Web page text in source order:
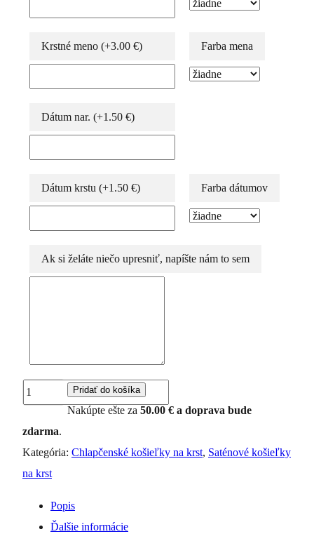
Krstné meno (+3.00 €) Farba mena
Dátum nar. (+1.50 €)
Dátum krstu (+1.50 €) Farba dátumov
Ak si želáte niečo upresniť, napíšte nám to sem
množstvo
košieľka
na
krst
Pridať do košíka
Nakúpte ešte za 50.00 €a doprava bude
zdarma.
Kategória: Chlapčenské košieľky na krst, Saténové košieľky
na krst
Popis
Ďalšie informácie